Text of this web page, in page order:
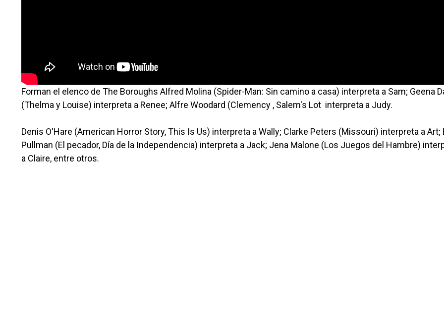
Forman el elenco de The Boroughs Alfred Molina (Spider-Man: Sin camino a casa) interpreta a Sam; Geena
(Thelma y Louise) interpreta a Renee; Alfre Woodard (Clemency , Salem's Lot interpreta a Judy.
Denis O'Hare (American Horror Story, This Is Us) interpreta a Wally; Clarke Peters (Missouri) interpreta a Art;
Pullman (El pecador, Día de la Independencia) interpreta a Jack; Jena Malone (Los Juegos del Hambre)
a Claire, entre otros.